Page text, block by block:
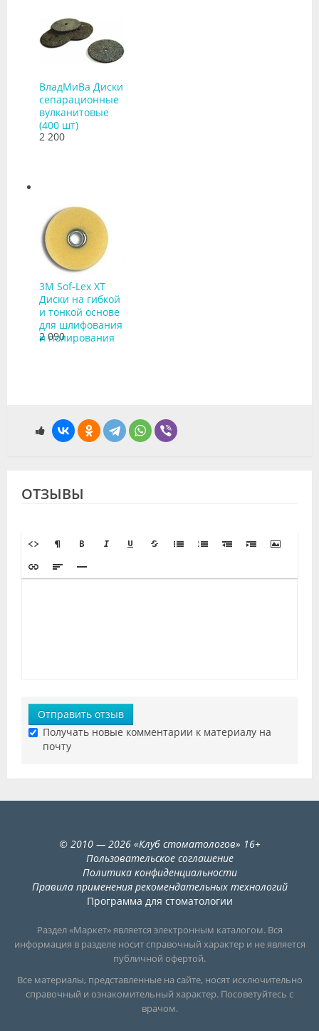
ВладМиВа Диски
сепарационные
вулканитовые
(400 шт)
2 200
3M Sof-Lex XT
Диски на гибкой
и тонкой основе
для шлифования
и полирования
2 090
ОТЗЫВЫ
Отправить отзыв
Получать новые комментарии к материалу на
почту
© 2010— 2026«Клуб стоматологов» 16+
Пользовательское соглашение
Политика конфиденциальности
Правила применения рекомендательных технологий
Программа для стоматологии
Раздел «Маркет» является электронным каталогом. Вся
информация в разделе носит справочный характер и не является
публичной офертой.
Все материалы, представленные на сайте, носят исключительно
справочный и ознакомительный характер. Посоветуйтесь с
врачом.